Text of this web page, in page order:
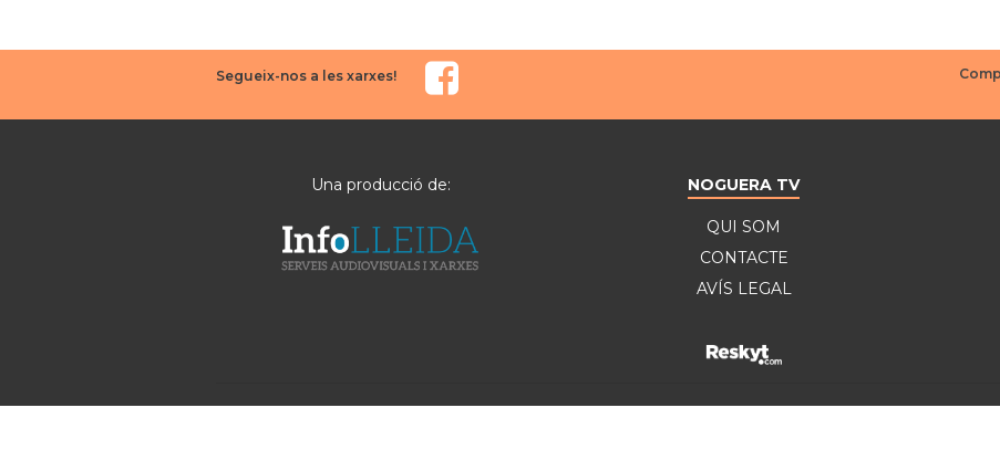
Segueix-nos a les xarxes!
Una producció de: NOGUERA TV
QUI SOM
CONTACTE
AVÍS LEGAL